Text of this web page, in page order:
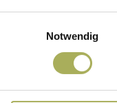
Notwendig